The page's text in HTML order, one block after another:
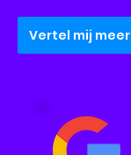
Vertel mij meer